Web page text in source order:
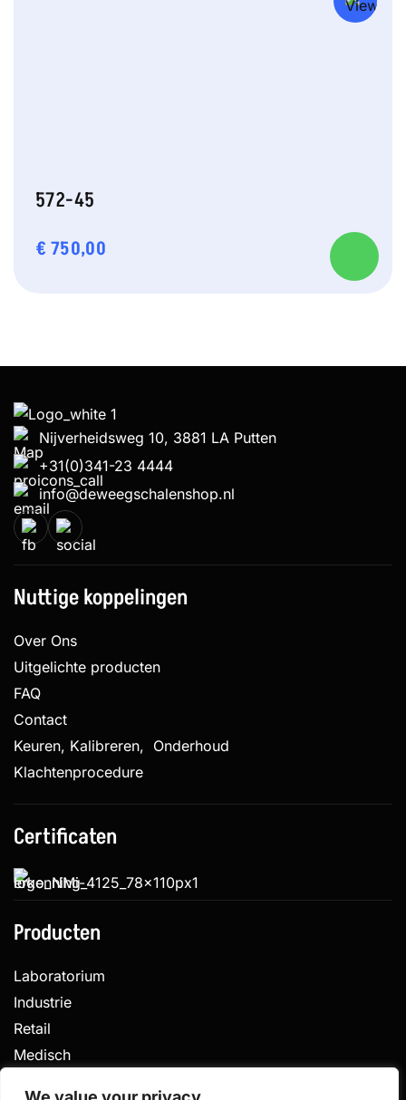
572-45
€ 750,00
Nijverheidsweg 10, 3881 LA Putten
+31(0)341-23 4444
info@deweegschalenshop.nl
Nuttige koppelingen
Over Ons
Uitgelichte producten
FAQ
Contact
Keuren, Kalibreren, Onderhoud
Klachtenprocedure
Certificaten
Producten
Laboratorium
Industrie
Retail
Medisch